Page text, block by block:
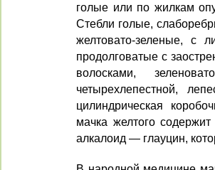
голые или по жилкам
Стебли голые,
желтовато-зеленые, с
продолговатые с
волосками,
четырехлепестной,
цилиндрическая
мачка желтого
алкалоид — глауцин,